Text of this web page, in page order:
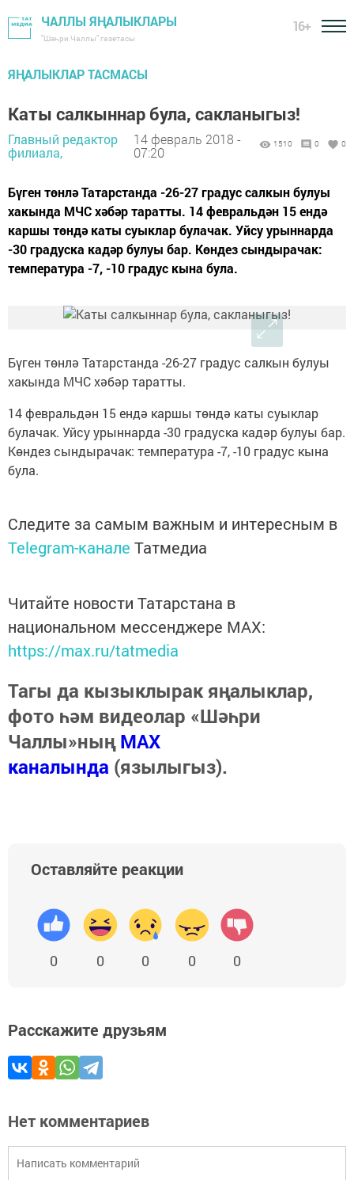
ЧАЛЛЫ ЯҢАЛЫКЛАРЫ
"Шәһри Чаллы" газетасы
16+
ЯҢАЛЫКЛАР ТАСМАСЫ
Каты салкыннар була, сакланыгыз!
Главный редактор
филиала,
14 февраль 2018 -
07:20
1510 0 0
Бүген төнлә Татарстанда -26-27 градус салкын булуы
хакында МЧС хәбәр таратты. 14 февральдән 15 ендә
каршы төндә каты суыклар булачак. Уйсу урыннарда
-30 градуска кадәр булуы бар. Көндез сындырачак:
температура -7, -10 градус кына була.
Бүген төнлә Татарстанда -26-27 градус салкын булуы
хакында МЧС хәбәр таратты.
14 февральдән 15 ендә каршы төндә каты суыклар
булачак. Уйсу урыннарда -30 градуска кадәр булуы бар.
Көндез сындырачак: температура -7, -10 градус кына
була.
Следите за самым важным и интересным в
Telegram-канале Татмедиа
Читайте новости Татарстана в
национальном мессенджере MАХ:
https://max.ru/tatmedia
Тагы да кызыклырак яңалыклар,
фото һәм видеолар «Шәһри
Чаллы»ныңMAX
каналында (язылыгыз).
Оставляйте реакции
0 0 0 0 0
Расскажите друзьям
Нет комментариев